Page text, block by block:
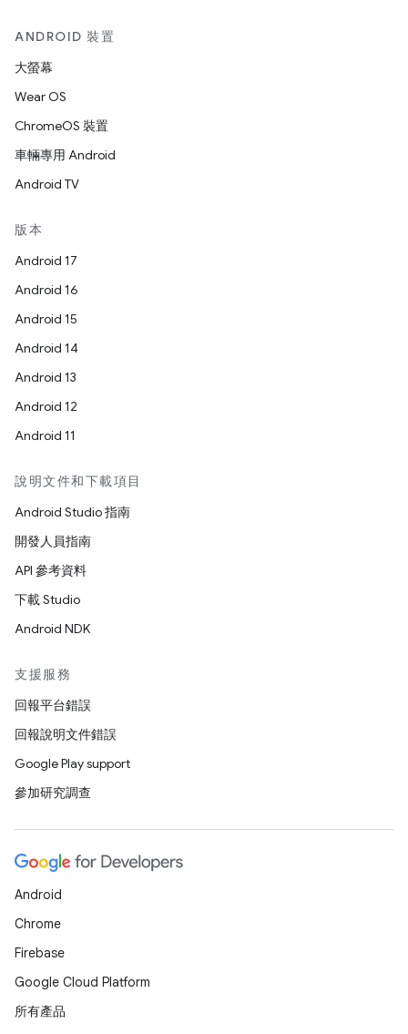
ANDROID 裝置
大螢幕
Wear OS
ChromeOS 裝置
車輛專用 Android
Android TV
版本
Android 17
Android 16
Android 15
Android 14
Android 13
Android 12
Android 11
說明文件和下載項目
Android Studio 指南
開發人員指南
API 參考資料
下載 Studio
Android NDK
支援服務
回報平台錯誤
回報說明文件錯誤
Google Play support
參加研究調查
Android
Chrome
Firebase
Google Cloud Platform
所有產品